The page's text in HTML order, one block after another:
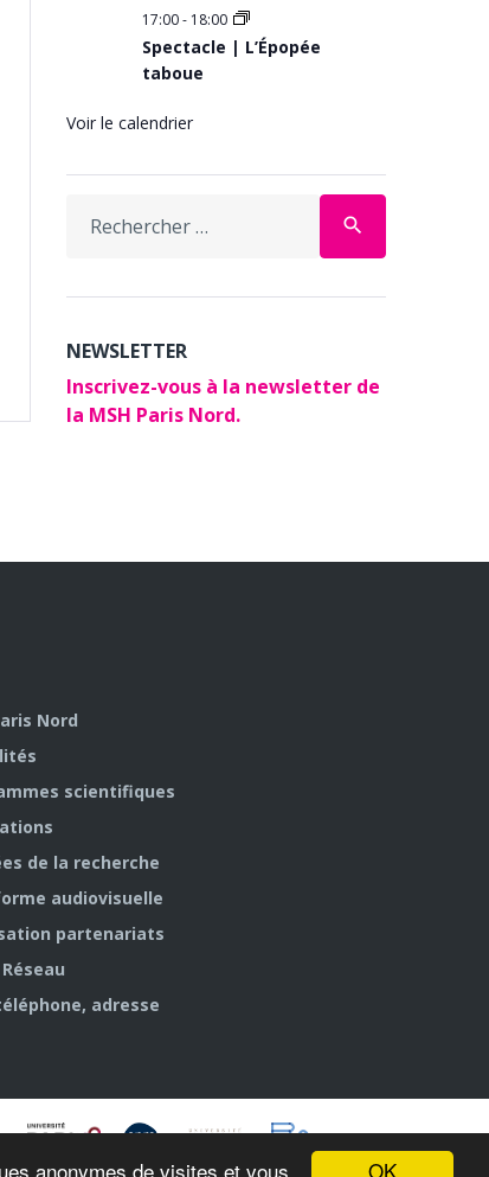
OK
anonymes de visites et vous
17:00- 18:00
Spectacle | L’Épopée
taboue
Voir le calendrier
for:
search
NEWSLETTER
Inscrivez-vous à la newsletter de
la MSH Paris Nord.
Nord
scientifiques
de la recherche
audiovisuelle
partenariats
adresse